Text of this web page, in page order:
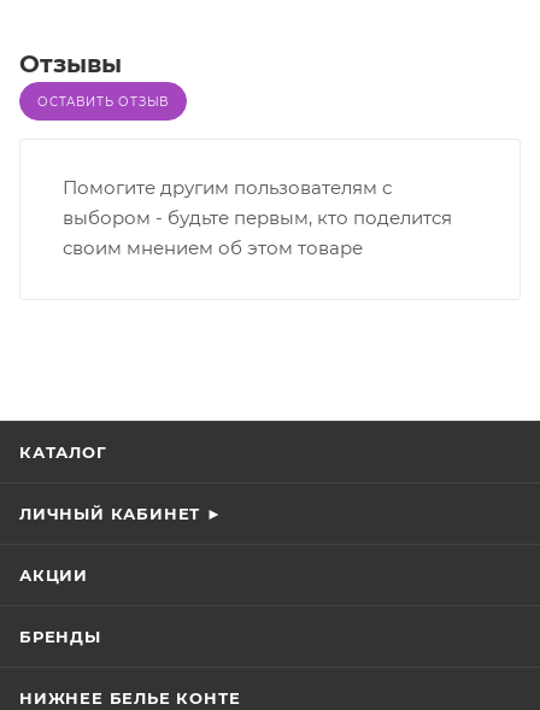
Отзывы
ОСТАВИТЬ ОТЗЫВ
Помогите другим пользователям с
выбором - будьте первым, кто поделится
своим мнением об этом товаре
КАТАЛОГ
ЛИЧНЫЙ КАБИНЕТ ►
АКЦИИ
БРЕНДЫ
НИЖНЕЕ БЕЛЬЕ КОНТЕ